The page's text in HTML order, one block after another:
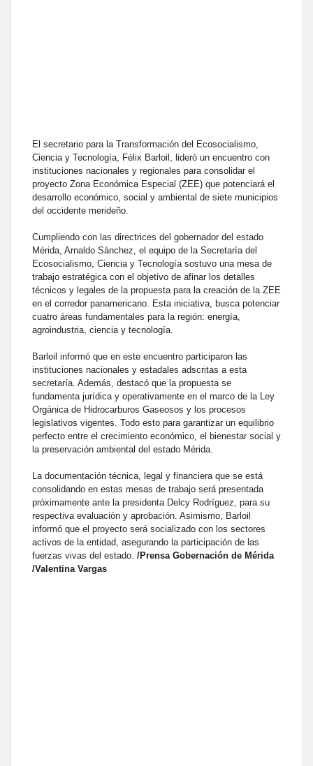
El secretario para la Transformación del Ecosocialismo,
Ciencia y Tecnología, Félix Barloil, lideró un encuentro con
instituciones nacionales y regionales para consolidar el
proyecto Zona Económica Especial (ZEE) que potenciará el
desarrollo económico, social y ambiental de siete municipios
del occidente merideño.
Cumpliendo con las directrices del gobernador del estado
Mérida, Arnaldo Sánchez, el equipo de la Secretaría del
Ecosocialismo, Ciencia y Tecnología sostuvo una mesa de
trabajo estratégica con el objetivo de afinar los detalles
técnicos y legales de la propuesta para la creación de la ZEE
en el corredor panamericano. Esta iniciativa, busca potenciar
cuatro áreas fundamentales para la región: energía,
agroindustria, ciencia y tecnología.
Barloil informó que en este encuentro participaron las
instituciones nacionales y estadales adscritas a esta
secretaría. Además, destacó que la propuesta se
fundamenta jurídica y operativamente en el marco de la Ley
Orgánica de Hidrocarburos Gaseosos y los procesos
legislativos vigentes. Todo esto para garantizar un equilibrio
perfecto entre el crecimiento económico, el bienestar social y
la preservación ambiental del estado Mérida.
La documentación técnica, legal y financiera que se está
consolidando en estas mesas de trabajo será presentada
próximamente ante la presidenta Delcy Rodríguez, para su
respectiva evaluación y aprobación. Asimismo, Barloil
informó que el proyecto será socializado con los sectores
activos de la entidad, asegurando la participación de las
fuerzas vivas del estado. /Prensa Gobernación de Mérida
/Valentina Vargas